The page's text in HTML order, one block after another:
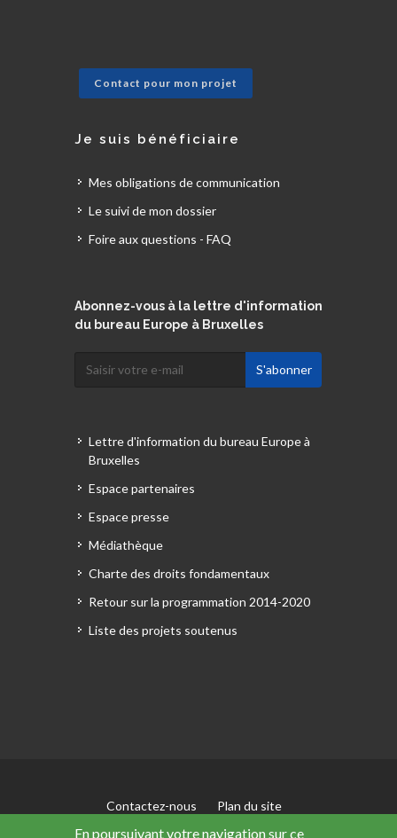
En poursuivant votre navigation sur ce
Contact pour mon projet
Je suis bénéficiaire
Mes obligations de communication
Le suivi de mon dossier
Foire aux questions - FAQ
Abonnez-vous à la lettre d'information
du bureau Europe à Bruxelles
Lettre d'information du bureau Europe à
Bruxelles
Espace partenaires
Espace presse
Médiathèque
Charte des droits fondamentaux
Retour sur la programmation 2014-2020
Liste des projets soutenus
Contactez-nous
Plan du site
Mentions légales